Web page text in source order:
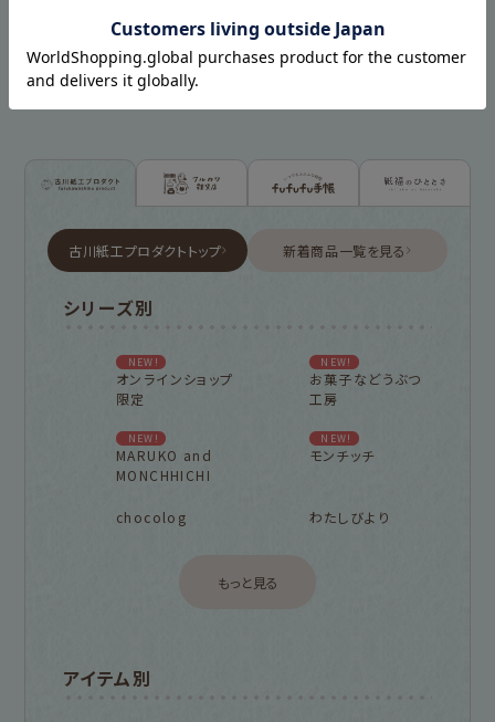
古川紙工プロダクトトップ 新着商品一覧を見る
シリーズ別
NEW!
オンラインショップ
限定
NEW!
お菓子などうぶつ
工房
NEW!
MARUKO and
MONCHHICHI
NEW!
モンチッチ
chocolog わたしびより
もっと見る
アイテム別